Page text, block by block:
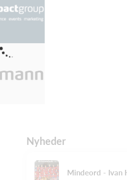
Nyheder
Mindeord - Ivan